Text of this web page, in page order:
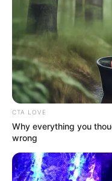
CTA LOVE
Why everything you
wrong